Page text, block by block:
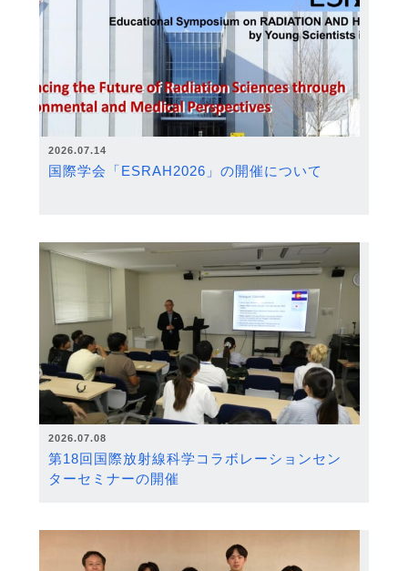
2026.07.14
国際学会「ESRAH2026」の開催について
2026.07.08
第18回国際放射線科学コラボレーションセン
ターセミナーの開催